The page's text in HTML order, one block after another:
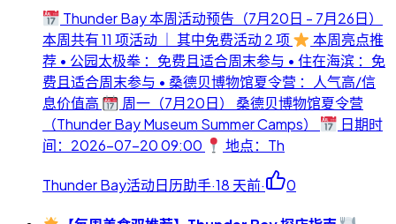
Thunder Bay 本周活动预告（7月20日 - 7月26日）
本周共有 11 项活动 ｜ 其中免费活动 2 项
本周亮点推
荐 • 公园太极拳 ：免费且适合周末参与 • 住在海滨 ：免
费且适合周末参与 • 桑德贝博物馆夏令营 ：人气高/信
息价值高
周一（7月20日） 桑德贝博物馆夏令营
（Thunder Bay Museum Summer Camps）
日期时
间：2026-07-20 09:00
地点：Th
Thunder Bay活动日历助手·18 天前· 0